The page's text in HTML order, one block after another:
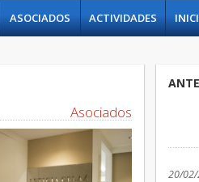
ASOCIADOS ACTIVIDADES
Asociados
20/